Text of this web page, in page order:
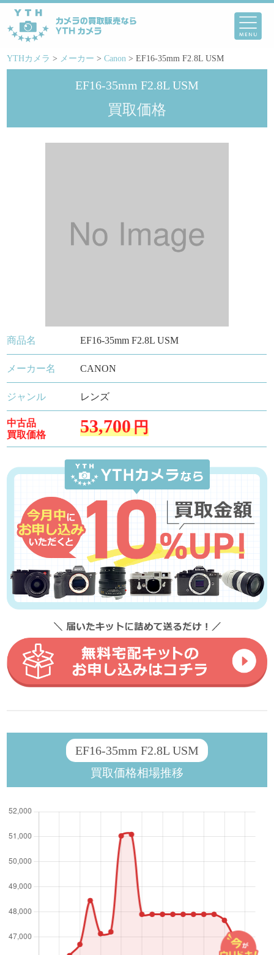
YTHカメラ > メーカー >Canon >EF16-35mm F2.8L USM
EF16-35mm F2.8L USM
買取価格
商品名 EF16-35mm F2.8L USM
メーカー名 CANON
ジャンル レンズ
中古品
買取価格
53,700円
EF16-35mm F2.8L USM
買取価格相場推移